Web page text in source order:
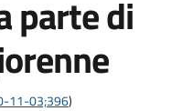
parte di
11-03;396)